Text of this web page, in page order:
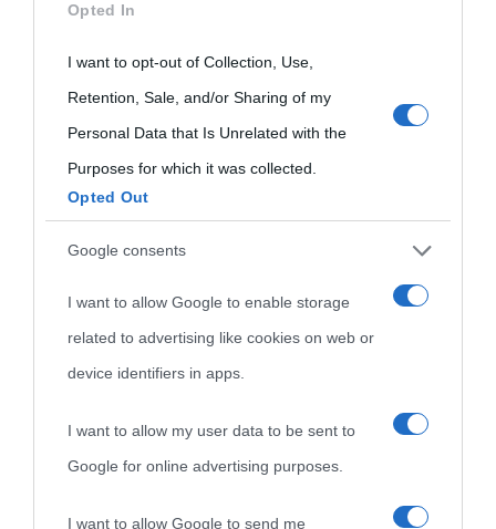
not limited to your visit or usage behaviour. You may click to
grant or deny consent to Google and its third-party tags to
use your data for below specified purposes in below Google
consent section.
Opted In
I want to opt-out of Collection, Use,
Retention, Sale, and/or Sharing of my
Personal Data that Is Unrelated with the
Purposes for which it was collected.
Opted Out
Google consents
I want to allow Google to enable storage
related to advertising like cookies on web or
device identifiers in apps.
I want to allow my user data to be sent to
Google for online advertising purposes.
I want to allow Google to send me
Cultura
Cultura è un blog del sito Biografieonline © 2012-2025 •
come Affiliato Amazon il sito ricava commissioni sugli acquisti